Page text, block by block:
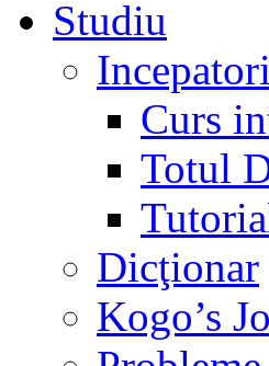
Studiu
Incepatori
Curs
Totul
Dicţionar
Kogo’s